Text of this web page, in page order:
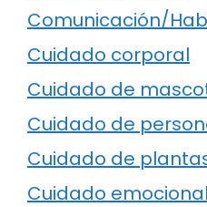
Comunicación/
Cuidado corporal
Cuidado de
Cuidado de
Cuidado de
Cuidado emocional